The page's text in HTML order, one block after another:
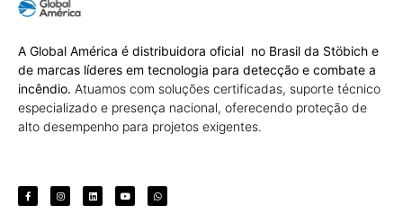
A Global América é distribuidora oficial no Brasil da Stöbich e
de marcas líderes em tecnologia para detecção e combate a
incêndio. Atuamos com soluções certificadas, suporte técnico
especializado e presença nacional, oferecendo proteção de
alto desempenho para projetos exigentes.